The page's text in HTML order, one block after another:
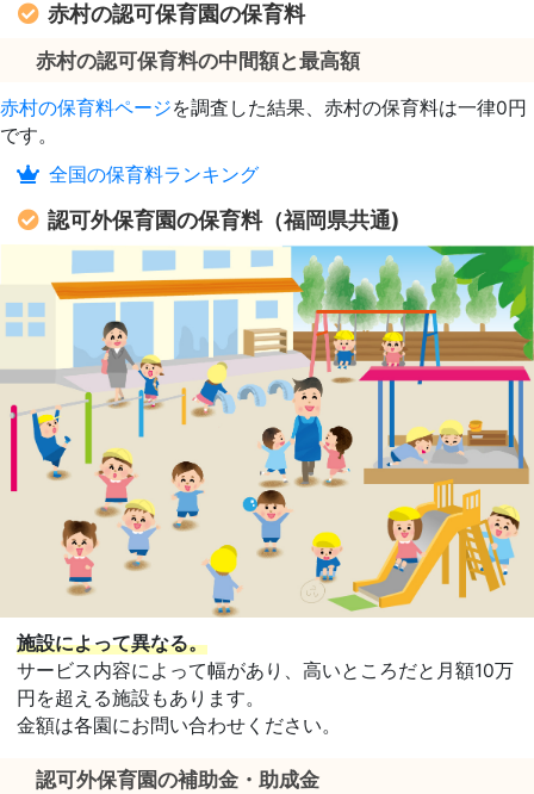
赤村の認可保育園の保育料
赤村の認可保育料の中間額と最高額
赤村の保育料ページを調査した結果、赤村の保育料は一律0円
です。
全国の保育料ランキング
認可外保育園の保育料（福岡県共通)
施設によって異なる。
サービス内容によって幅があり、高いところだと月額10万
円を超える施設もあります。
金額は各園にお問い合わせください。
認可外保育園の補助金・助成金